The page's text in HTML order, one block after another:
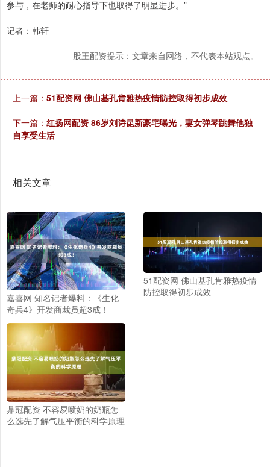
参与，在老师的耐心指导下也取得了明显进步。”
记者：韩轩
股王配资提示：文章来自网络，不代表本站观点。
上一篇： 51配资网 佛山基孔肯雅热疫情防控取得初步成效
下一篇： 红扬网配资 86岁刘诗昆新豪宅曝光，妻女弹琴跳舞他独
自享受生活
相关文章
嘉喜网 知名记者爆料：《生化
奇兵4》开发商裁员超3成！
51配资网 佛山基孔肯雅热疫情
防控取得初步成效
鼎冠配资 不容易喷奶的奶瓶怎
么选先了解气压平衡的科学原理